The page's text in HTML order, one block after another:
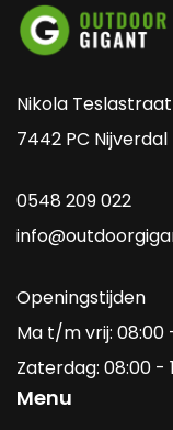
Nikola
7442 PC Nijverdal
0548 209 022
Openingstijden
Ma t/m vrij: 08:00
Zaterdag: 08:00 -
Menu